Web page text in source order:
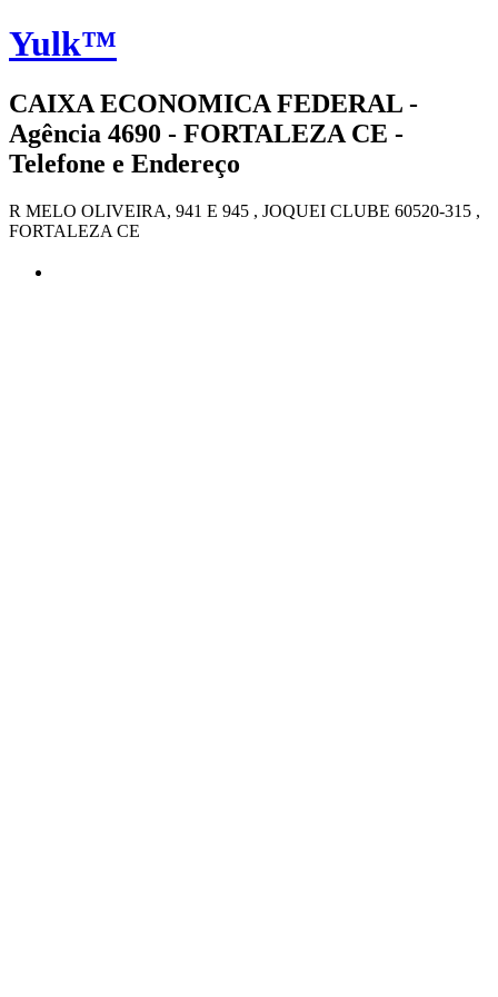
Yulk™
CAIXA ECONOMICA FEDERAL -
Agência 4690 - FORTALEZA CE -
Telefone e Endereço
R MELO OLIVEIRA, 941 E 945 , JOQUEI CLUBE 60520-315 ,
FORTALEZA CE